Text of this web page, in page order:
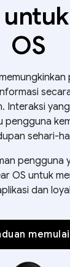
OS
Interaksi
pengguna
sehari-
pengguna
OS untuk
dan
memulai